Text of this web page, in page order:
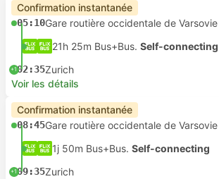
Confirmation instantanée
05:10Gare routière occidentale de Varsovie
21h 25m Bus+Bus. Self-connecting
+102:35Zurich
Voir les détails
Confirmation instantanée
08:45Gare routière occidentale de Varsovie
1j 50m Bus+Bus. Self-connecting
+109:35Zurich